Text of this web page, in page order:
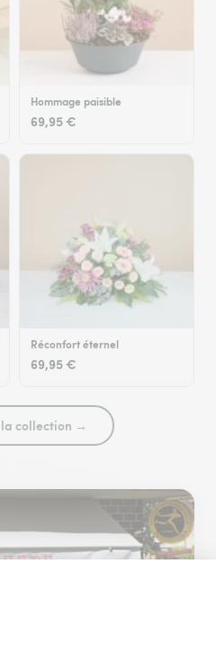
Hommage paisible
69,95 €
Réconfort éternel
69,95 €
collection →